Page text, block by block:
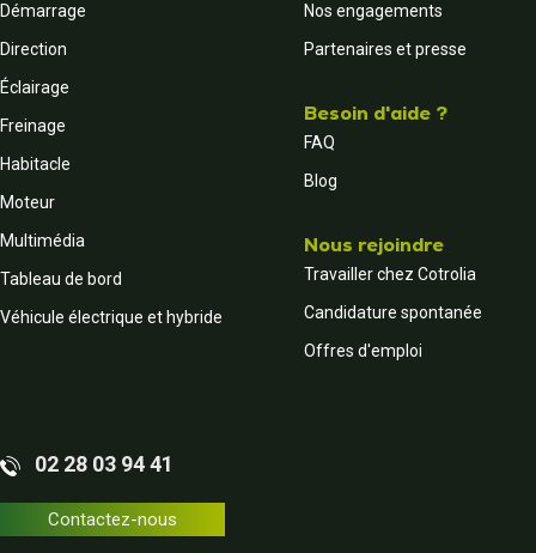
Démarrage
Direction
Éclairage
Freinage
Habitacle
Moteur
Multimédia
Tableau de bord
Véhicule électrique et hybride
Nos engagements
Partenaires et presse
Besoin d'aide ?
FAQ
Blog
Nous rejoindre
Travailler chez Cotrolia
Candidature spontanée
Offres d'emploi
02 28 03 94 41
Contactez-nous